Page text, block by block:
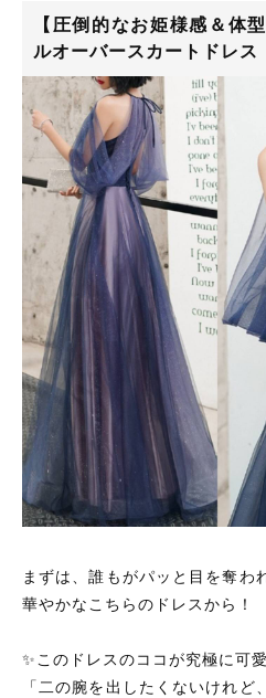
【圧倒的なお姫様感＆体
ルオーバースカートドレス
まずは、誰もがパッと目を奪わ
華やかなこちらのドレスから！
✨このドレスのココが究極に可
「二の腕を出したくないけれ